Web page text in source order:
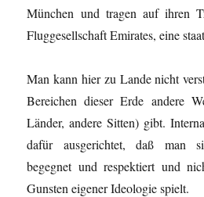
München und tragen auf ihren
Fluggesellschaft Emirates, eine
Man kann hier zu Lande nicht
Bereichen dieser Erde andere
Länder, andere Sitten) gibt.
dafür ausgerichtet, daß man
begegnet und respektiert und
Gunsten eigener Ideologie spielt.